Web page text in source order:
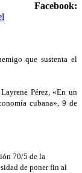
que sustenta el
Pérez, «En un
cubana», 9 de
70/5 de la
de poner fin al